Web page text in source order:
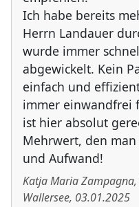
Ich habe bereits
Herrn Landauer
wurde immer
abgewickelt. Kein
einfach und
immer einwandfrei
ist hier absolut
Mehrwert, den
und Aufwand!
Katja Maria Zampagna,
Wallersee, 03.01.2025